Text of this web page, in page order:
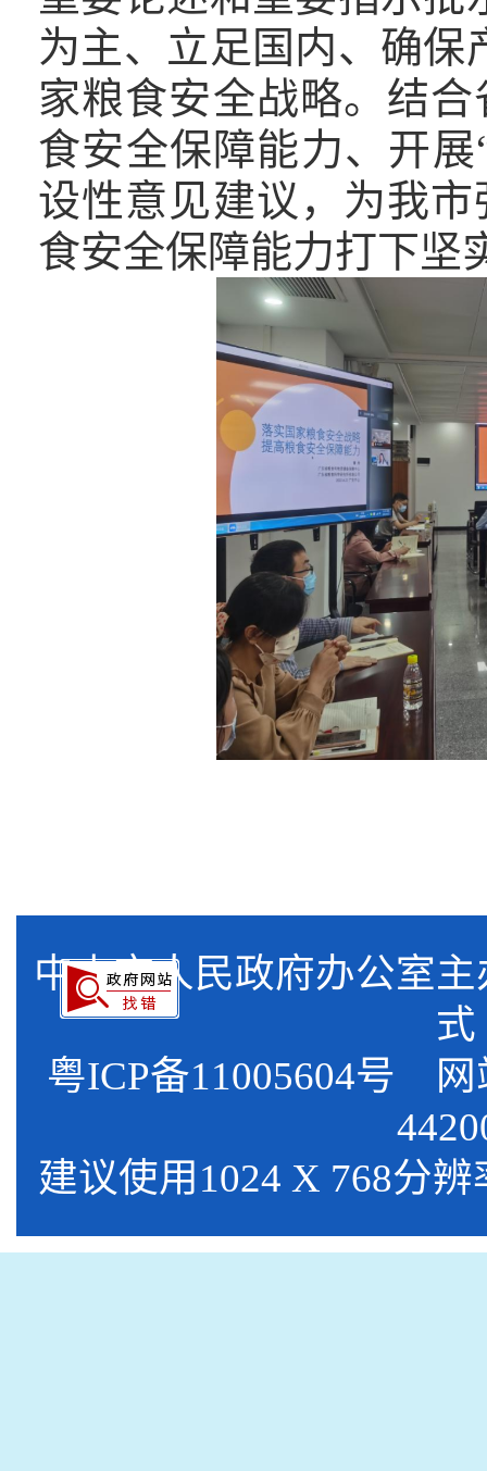
为主、立足国内、确保
家粮食安全战略。结
食安全保障能力、开
设性意见建议，为我
食安全保障能力打下坚
中山市人民政府办公
式
粤ICP备11005604号 网
建议使用1024 X 768分